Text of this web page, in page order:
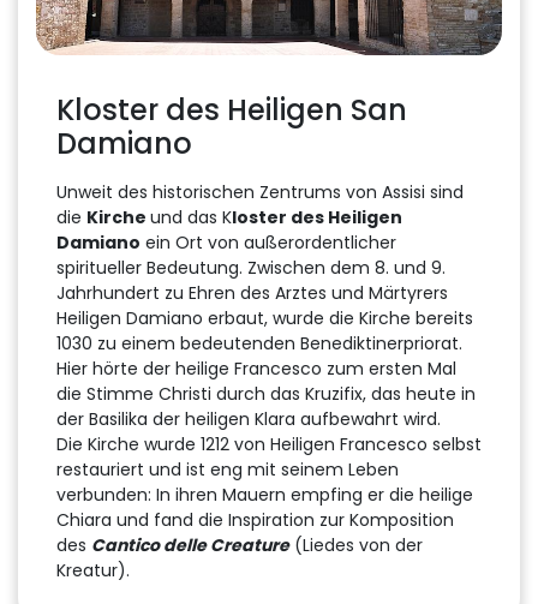
Kloster des Heiligen San
Damiano
Unweit des historischen Zentrums von Assisi sind
die Kirche und das Kloster des Heiligen
Damiano ein Ort von außerordentlicher
spiritueller Bedeutung. Zwischen dem 8. und 9.
Jahrhundert zu Ehren des Arztes und Märtyrers
Heiligen Damiano erbaut, wurde die Kirche bereits
1030 zu einem bedeutenden Benediktinerpriorat.
Hier hörte der heilige Francesco zum ersten Mal
die Stimme Christi durch das Kruzifix, das heute in
der Basilika der heiligen Klara aufbewahrt wird.
Die Kirche wurde 1212 von Heiligen Francesco selbst
restauriert und ist eng mit seinem Leben
verbunden: In ihren Mauern empfing er die heilige
Chiara und fand die Inspiration zur Komposition
des Cantico delle Creature(Liedes von der
Kreatur).